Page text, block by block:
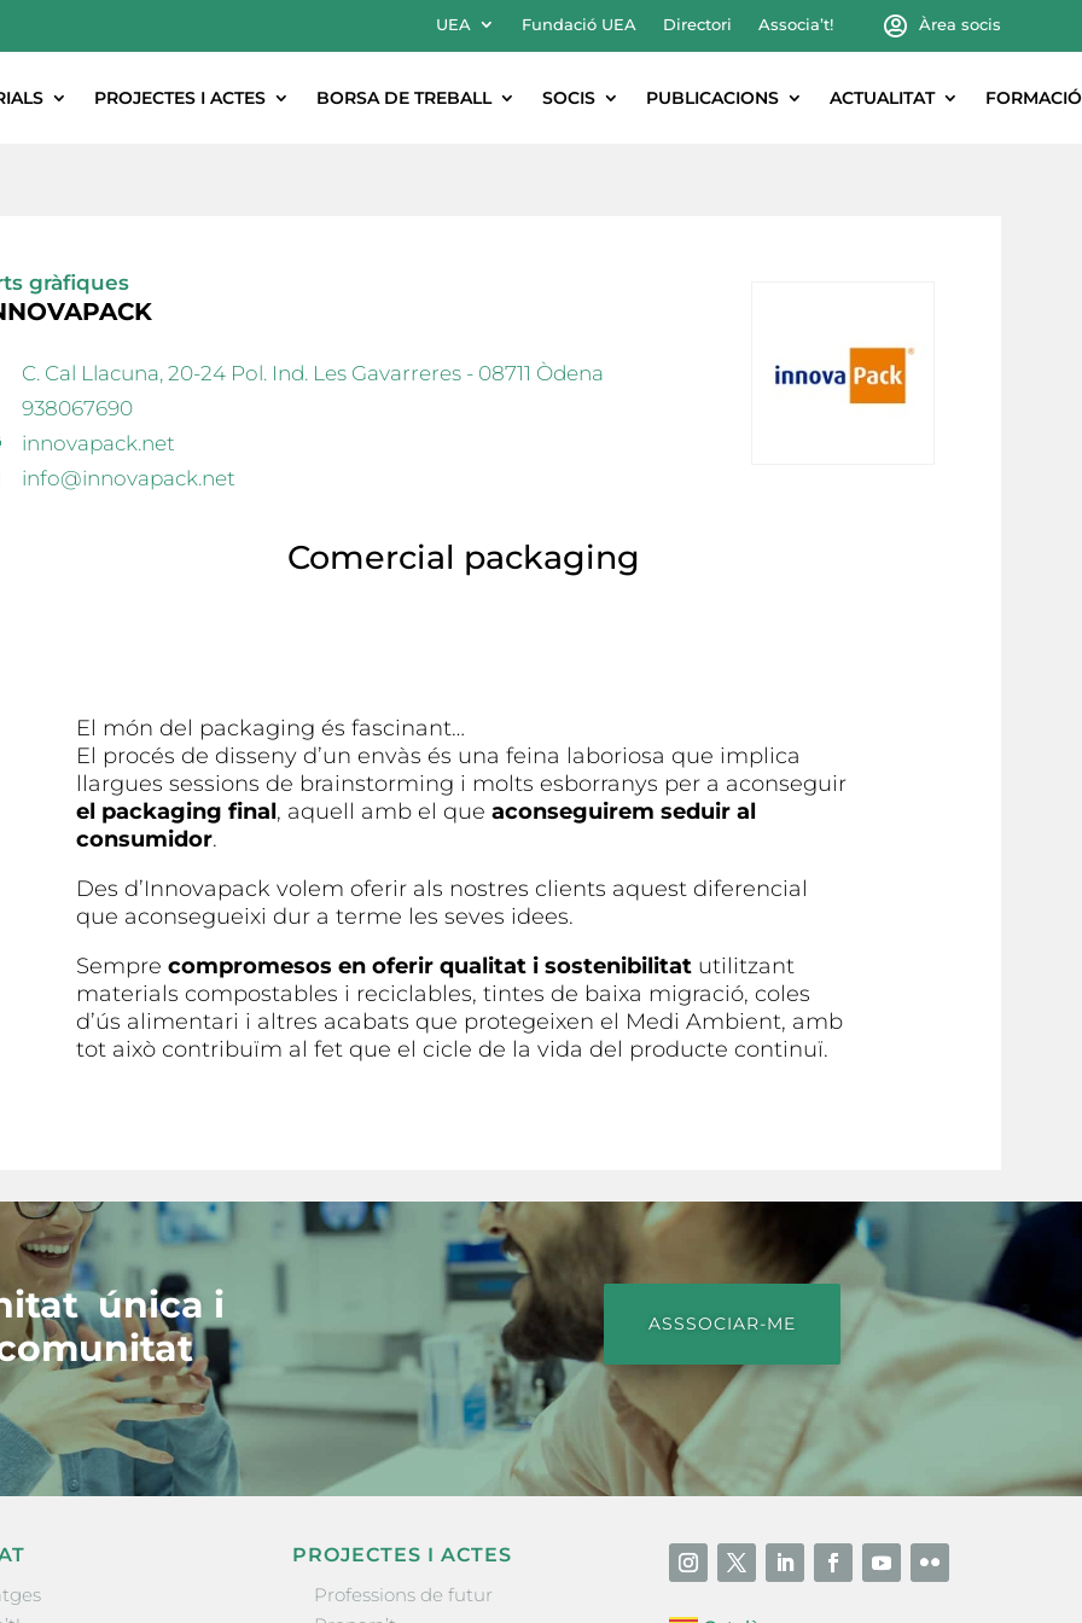
UEA Fundació UEA Directori Associa’t! Àrea socis
PROJECTES I ACTES BORSA DE TREBALL SOCIS PUBLICACIONS ACTUALITAT FORMACIÓ
gràfiques
C. Cal Llacuna, 20-24 Pol. Ind. Les Gavarreres - 08711 Òdena
938067690
innovapack.net
info@innovapack.net
Comercial packaging
El món del packaging és fascinant…
El procés de disseny d’un envàs és una feina laboriosa que implica
llargues sessions de brainstorming i molts esborranys per a aconseguir
el packaging final, aquell amb el que aconseguirem seduir al
consumidor.
Des d’Innovapack volem oferir als nostres clients aquest diferencial
que aconsegueixi dur a terme les seves idees.
Sempre compromesos en oferir qualitat i sostenibilitatutilitzant
materials compostables i reciclables, tintes de baixa migració, coles
d’ús alimentari i altres acabats que protegeixen el Medi Ambient, amb
tot això contribuïm al fet que el cicle de la vida del producte continuï.
única i
ASSSOCIAR-ME
PROJECTES I ACTES
Professions de futur